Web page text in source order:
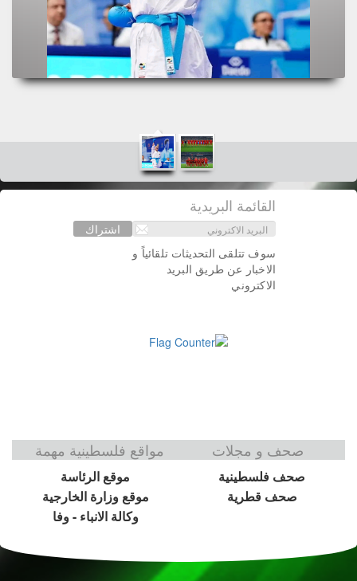
القائمة البريدية
اشتراك
سوف تتلقى التحديثات تلقائياً و
الاخبار عن طريق البريد
الاكتروني
صحف و مجلات مواقع فلسطينية مهمة
صحف فلسطينية
صحف قطرية
موقع الرئاسة
موقع وزارة الخارجية
وكالة الانباء - وفا